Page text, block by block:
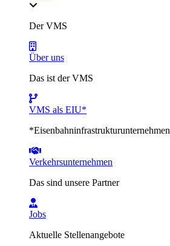
Der VMS
Über uns
Das ist der VMS
VMS als EIU*
*Eisenbahninfrastrukturunternehmen
Verkehrsunternehmen
Das sind unsere Partner
Jobs
Aktuelle Stellenangebote